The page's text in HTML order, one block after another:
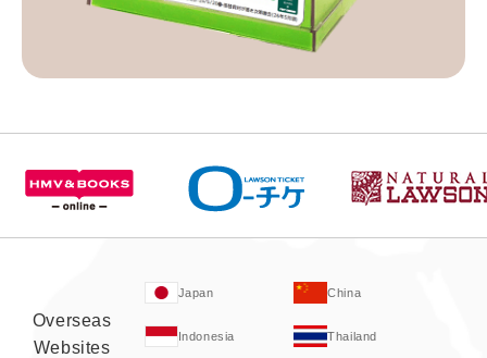
Overseas
Websites
Japan China
Indonesia Thailand